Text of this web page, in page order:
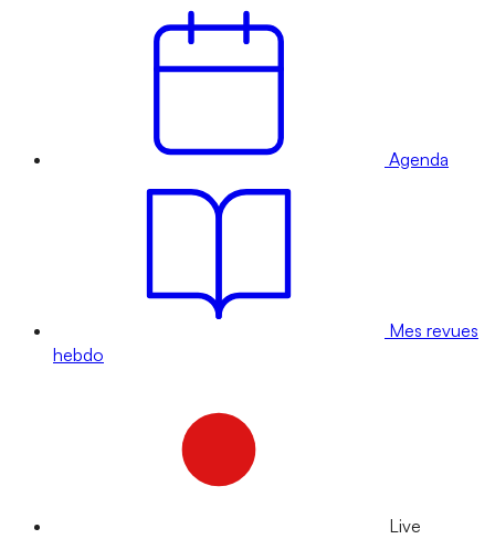
Agenda
Mes revues
hebdo
Live